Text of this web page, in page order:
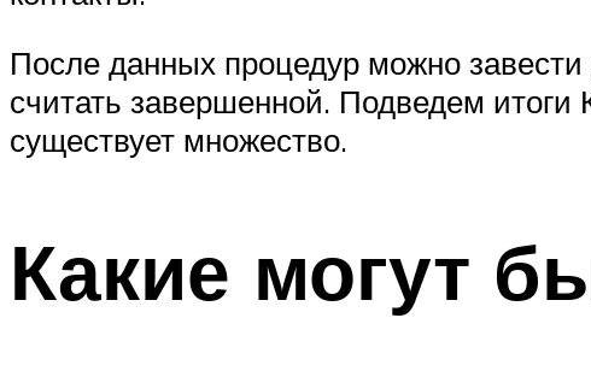
После данных процедур можно
считать завершенной. Подведем
существует множество.
Какие могут